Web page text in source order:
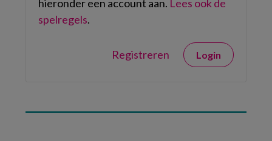
hieronder een account aan. Lees ook de
spelregels.
Registreren Login